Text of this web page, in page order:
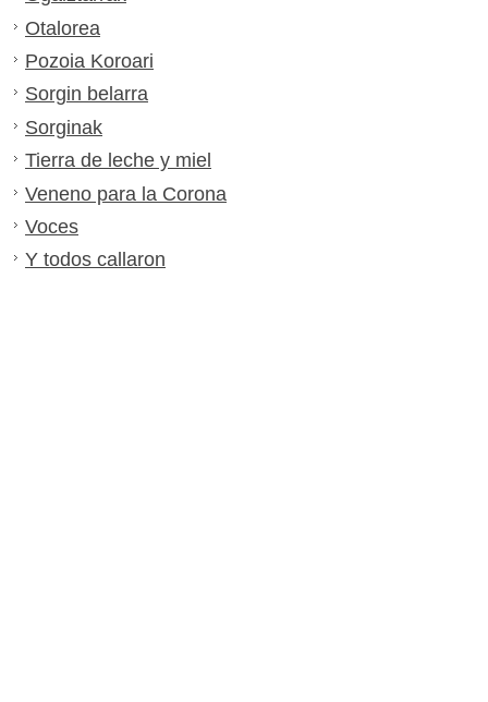
Otalorea
Pozoia Koroari
Sorgin belarra
Sorginak
Tierra de leche y miel
Veneno para la Corona
Voces
Y todos callaron